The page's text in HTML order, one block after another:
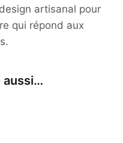
artisanal pour
qui répond aux
aussi…